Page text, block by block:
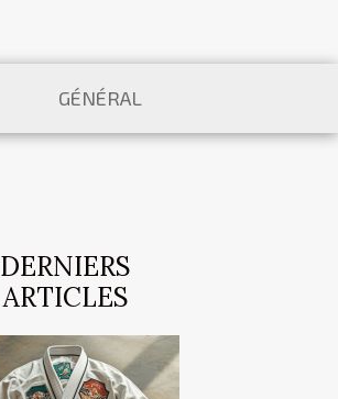
GÉNÉRAL
DERNIERS
ARTICLES